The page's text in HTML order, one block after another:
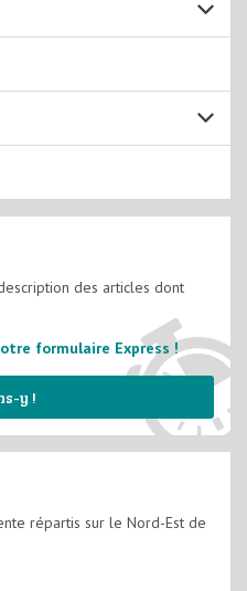
des articles dont
formulaire Express !
y !
répartis sur le Nord-Est de